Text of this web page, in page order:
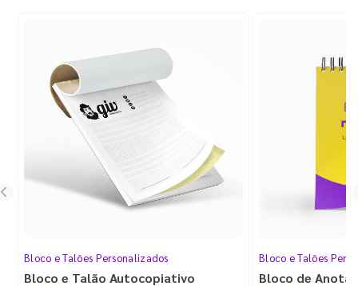
Bloco e Talões Personalizados
Bloco e Talão Autocopiativo
Bloco e Talões
Bloco de